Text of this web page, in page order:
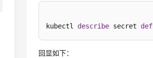
kubectl describe secret
回显如下：